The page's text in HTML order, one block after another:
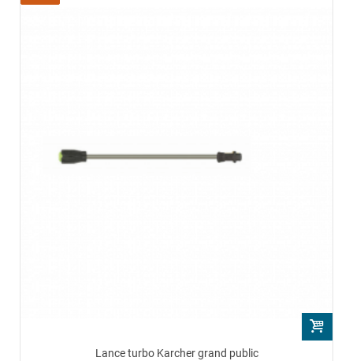
Lance turbo Karcher grand public